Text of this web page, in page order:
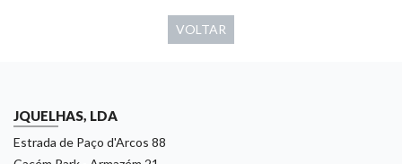
VOLTAR
JQUELHAS, LDA
Estrada de Paço d'Arcos 88